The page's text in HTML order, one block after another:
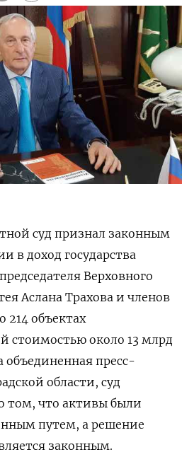
суд признал законным
в доход государства
Верховного
Аслана Трахова и членов
214 объектах
стоимостью около 13 млрд
объединенная пресс-
области, суд
том, что активы были
путем, а решение
законным.